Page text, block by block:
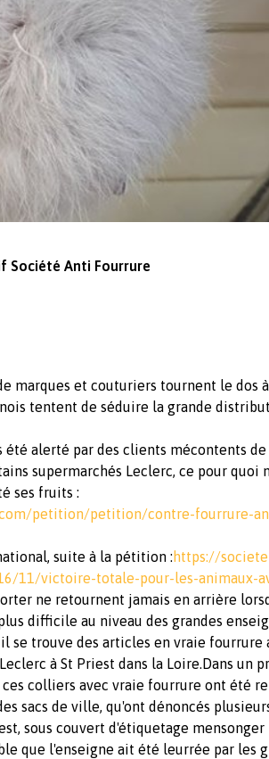
Société Anti Fourrure
marques et couturiers tournent le dos
tentent de séduire la grande
été alerté par des clients mécontents
supermarchés Leclerc, ce pour quoi
ses fruits :
petition/petition/contre-fourrure-
suite à la pétition : https://
11/victoire-totale-pour-les-animaux-
ne retournent jamais en arrière
difficile au niveau des grandes
se trouve des articles en vraie fourrure
à St Priest dans la Loire.Dans un
colliers avec vraie fourrure ont été
sacs de ville, qu'ont dénoncés
sous couvert d'étiquetage
que l'enseigne ait été leurrée par les